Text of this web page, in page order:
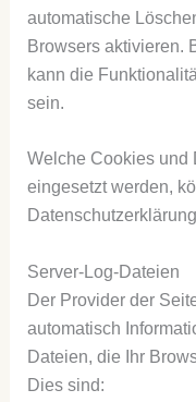
automatische
Browsers aktivieren.
kann die
sein.
Welche Cookies und
eingesetzt werden,
Server-Log-Dateien
Der Provider der
automatisch
Dateien, die Ihr
Dies sind: